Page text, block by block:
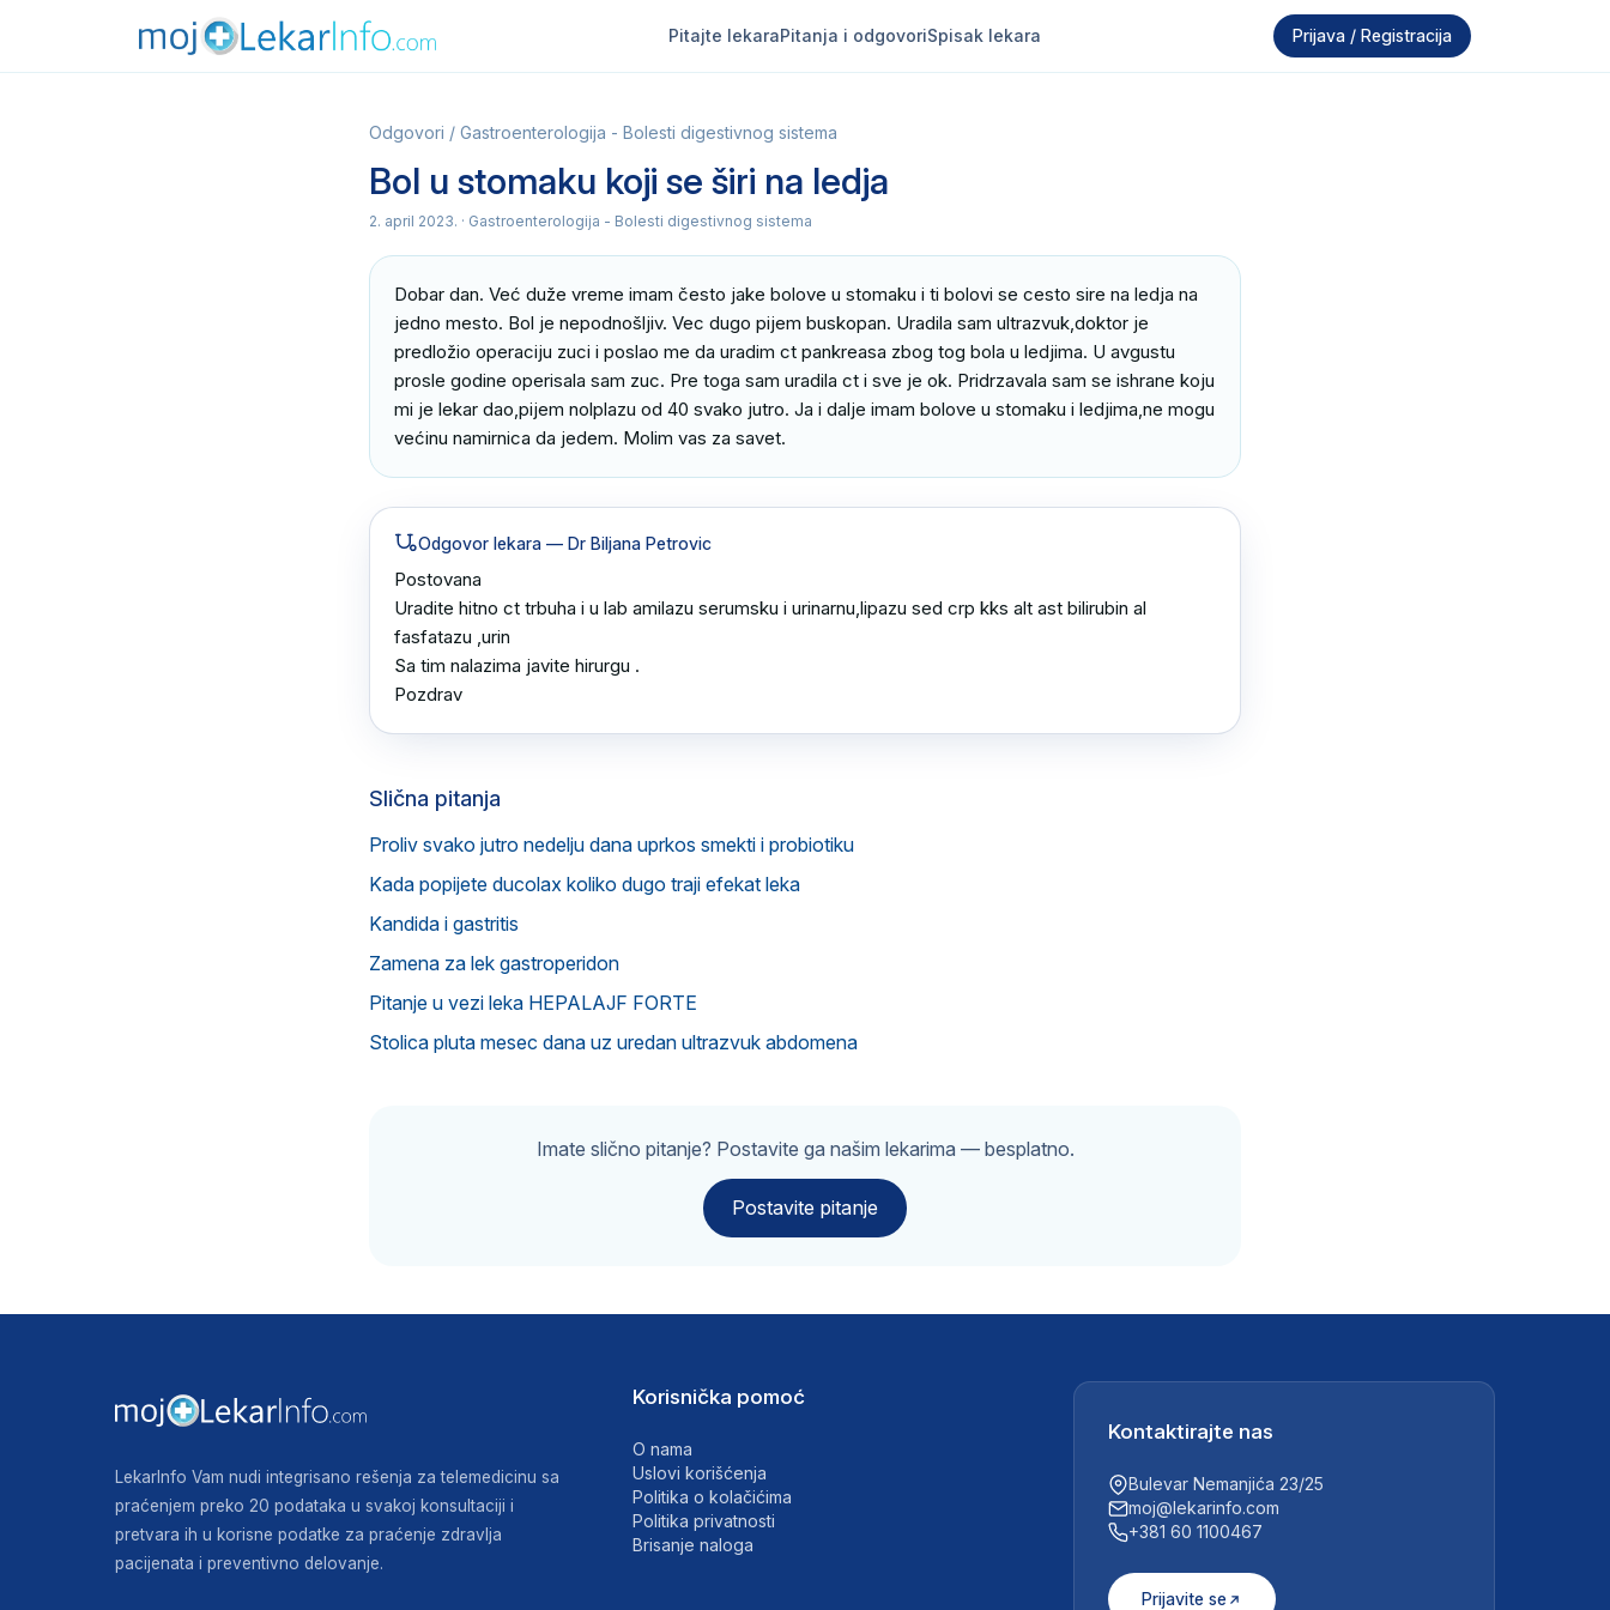
Pitajte lekaraPitanja i odgovoriSpisak lekara Prijava / Registracija
Odgovori / Gastroenterologija - Bolesti digestivnog sistema
Bol u stomaku koji se širi na ledja
2. april 2023. · Gastroenterologija - Bolesti digestivnog sistema
Dobar dan. Već duže vreme imam često jake bolove u stomaku i ti bolovi se cesto sire na ledja na
jedno mesto. Bol je nepodnošljiv. Vec dugo pijem buskopan. Uradila sam ultrazvuk,doktor je
predložio operaciju zuci i poslao me da uradim ct pankreasa zbog tog bola u ledjima. U avgustu
prosle godine operisala sam zuc. Pre toga sam uradila ct i sve je ok. Pridrzavala sam se ishrane koju
mi je lekar dao,pijem nolplazu od 40 svako jutro. Ja i dalje imam bolove u stomaku i ledjima,ne mogu
većinu namirnica da jedem. Molim vas za savet.
Odgovor lekara — Dr Biljana Petrovic
Postovana
Uradite hitno ct trbuha i u lab amilazu serumsku i urinarnu,lipazu sed crp kks alt ast bilirubin al
fasfatazu ,urin
Sa tim nalazima javite hirurgu .
Pozdrav
Slična pitanja
Proliv svako jutro nedelju dana uprkos smekti i probiotiku
Kada popijete ducolax koliko dugo traji efekat leka
Kandida i gastritis
Zamena za lek gastroperidon
Pitanje u vezi leka HEPALAJF FORTE
Stolica pluta mesec dana uz uredan ultrazvuk abdomena
Imate slično pitanje? Postavite ga našim lekarima — besplatno.
Postavite pitanje
LekarInfo Vam nudi integrisano rešenja za telemedicinu sa
praćenjem preko 20 podataka u svakoj konsultaciji i
pretvara ih u korisne podatke za praćenje zdravlja
pacijenata i preventivno delovanje.
Korisnička pomoć
O nama
Uslovi korišćenja
Politika o kolačićima
Politika privatnosti
Brisanje naloga
Kontaktirajte nas
Bulevar Nemanjića 23/25
moj@lekarinfo.com
+381 60 1100467
Prijavite se